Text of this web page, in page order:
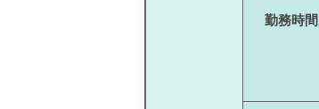
勤務時間